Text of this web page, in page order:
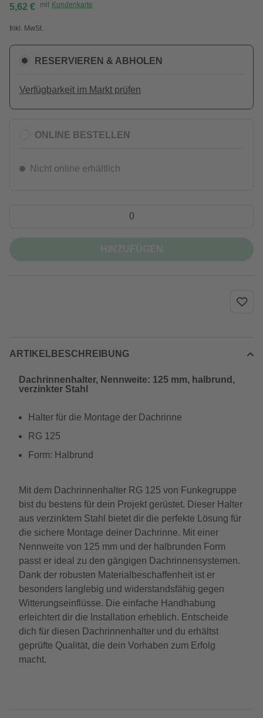
5,62 € mit Kundenkarte
Inkl. MwSt.
RESERVIEREN & ABHOLEN
Verfügbarkeit im Markt prüfen
ONLINE BESTELLEN
Nicht online erhältlich
ARTIKELBESCHREIBUNG
Dachrinnenhalter, Nennweite: 125 mm, halbrund,
verzinkter Stahl
Halter für die Montage der Dachrinne
RG 125
Form: Halbrund
Mit dem Dachrinnenhalter RG 125 von Funkegruppe
bist du bestens für dein Projekt gerüstet. Dieser Halter
aus verzinktem Stahl bietet dir die perfekte Lösung für
die sichere Montage deiner Dachrinne. Mit einer
Nennweite von 125 mm und der halbrunden Form
passt er ideal zu den gängigen Dachrinnensystemen.
Dank der robusten Materialbeschaffenheit ist er
besonders langlebig und widerstandsfähig gegen
Witterungseinflüsse. Die einfache Handhabung
erleichtert dir die Installation erheblich. Entscheide
dich für diesen Dachrinnenhalter und du erhältst
geprüfte Qualität, die dein Vorhaben zum Erfolg
macht.